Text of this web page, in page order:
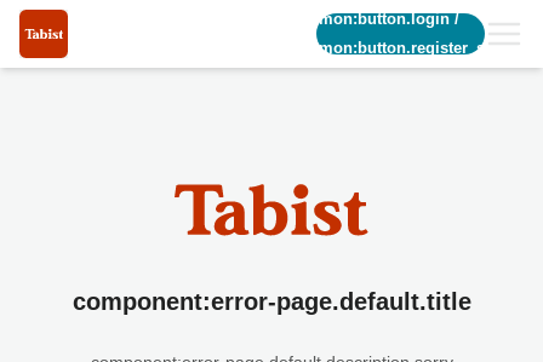
common:button.login/
common:button.register_short
component:error-page.default.title